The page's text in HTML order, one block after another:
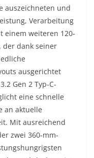
auszeichneten und
Verarbeitung
einem weiteren 120-
der dank seiner
ausgerichtet
Gen 2 Typ-C-
eine schnelle
an aktuelle
Mit ausreichend
zwei 360-mm-